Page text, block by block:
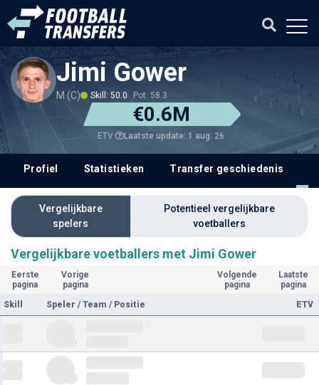
Jimi Gower
M (C) Skill: 50.0 Pot: 58.3
€0.6M
ETV Laatste update: 1 aug. 26
Profiel Statistieken Transfer geschiedenis
Vergelijkbare
spelers
Potentieel vergelijkbare
voetballers
Vergelijkbare voetballers met Jimi Gower
Eerste
pagina
Vorige
pagina
Volgende
pagina
Laatste
pagina
Skill
Speler / Team / Positie ETV